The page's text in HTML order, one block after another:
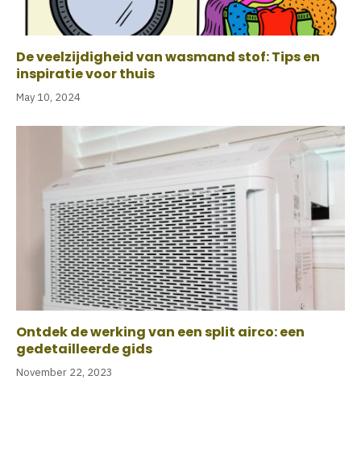
De veelzijdigheid van wasmand stof: Tips en
inspiratie voor thuis
May 10, 2024
Ontdek de werking van een split airco: een
gedetailleerde gids
November 22, 2023